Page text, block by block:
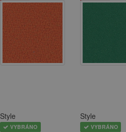
Style
VYBRÁNO
Style
VYBRÁNO